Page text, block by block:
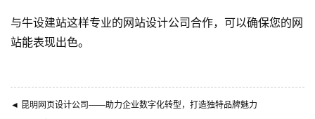
与牛设建站这样专业的网站设计公司合作，可以确保您的网
站能表现出色。
◄ 昆明网页设计公司——助力企业数字化转型，打造独特品牌魅力